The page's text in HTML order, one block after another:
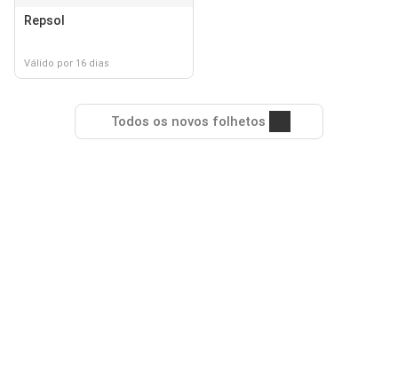
Repsol
Válido por 16 dias
Todos os novos folhetos